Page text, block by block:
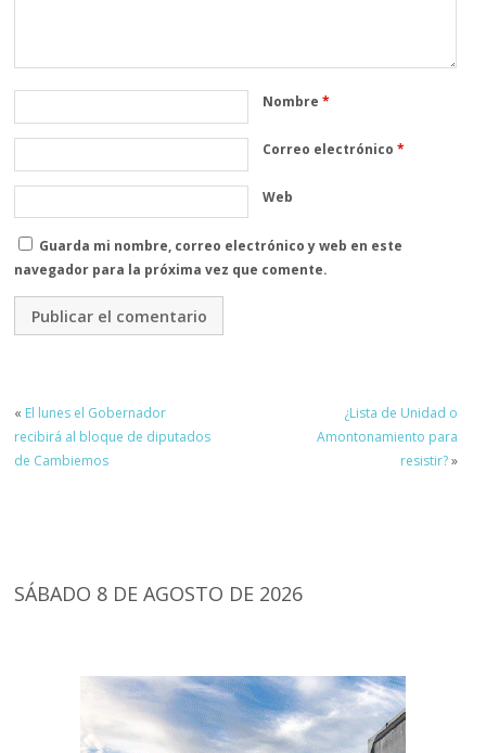
Nombre*
Correo electrónico*
Web
Guarda mi nombre, correo electrónico y web en este
navegador para la próxima vez que comente.
« El lunes el Gobernador
recibirá al bloque de diputados
de Cambiemos
¿Lista de Unidad o
Amontonamiento para
resistir?»
SÁBADO 8 DE AGOSTO DE 2026